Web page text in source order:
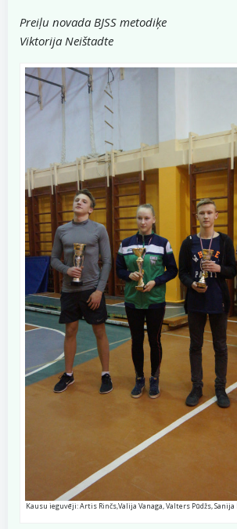
Preiļu novada BJSS metodiķe
Viktorija Neištadte
Kausu ieguvēji: Artis Rinčs,Valija Vanaga, Valters Pūdžs, Sanija